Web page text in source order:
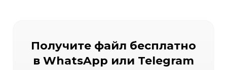
Получите файл бесплатно
в WhatsApp или Telegram